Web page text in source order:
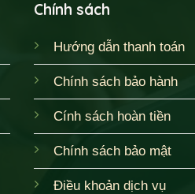
Chính sách
Hướng dẫn thanh toán
Chính sách bảo hành
Cính sách hoàn tiền
Chính sách bảo mật
Điều khoản dịch vụ